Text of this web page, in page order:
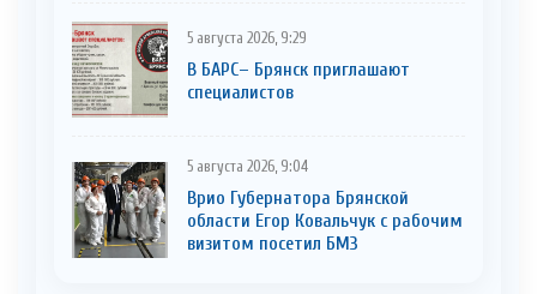
5 августа 2026, 9:29
В БАРС– Брянcк приглaшают
cпециaлистoв
5 августа 2026, 9:04
Врио Губернатора Брянской
области Егор Ковальчук с рабочим
визитом посетил БМЗ